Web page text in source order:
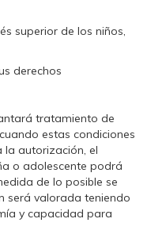
superior de los niños,
derechos
tratamiento de
estas condiciones
la autorización, el
o adolescente podrá
de lo posible se
será valorada teniendo
y capacidad para